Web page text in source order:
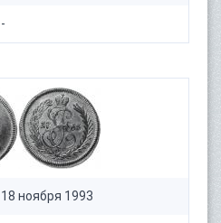
-
18 ноября 1993